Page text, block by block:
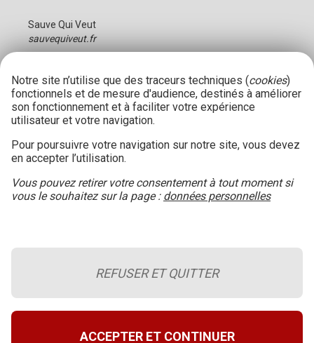
Sauve Qui Veut
sauvequiveut.fr
Le blog de la sécurité incendie
A propos du site
Conditions générales d’utilisation
Notre site n’utilise que des traceurs techniques (cookies)
fonctionnels et de mesure d'audience, destinés à améliorer
son fonctionnement et à faciliter votre expérience
utilisateur et votre navigation.
Pour poursuivre votre navigation sur notre site, vous devez
en accepter l’utilisation.
Vous pouvez retirer votre consentement à tout moment si
vous le souhaitez sur la page : données personnelles
REFUSER ET QUITTER
ACCEPTER ET CONTINUER